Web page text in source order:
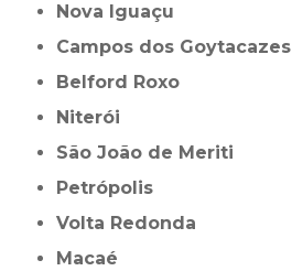
Nova Iguaçu
Campos dos Goytacazes
Belford Roxo
Niterói
São João de Meriti
Petrópolis
Volta Redonda
Macaé